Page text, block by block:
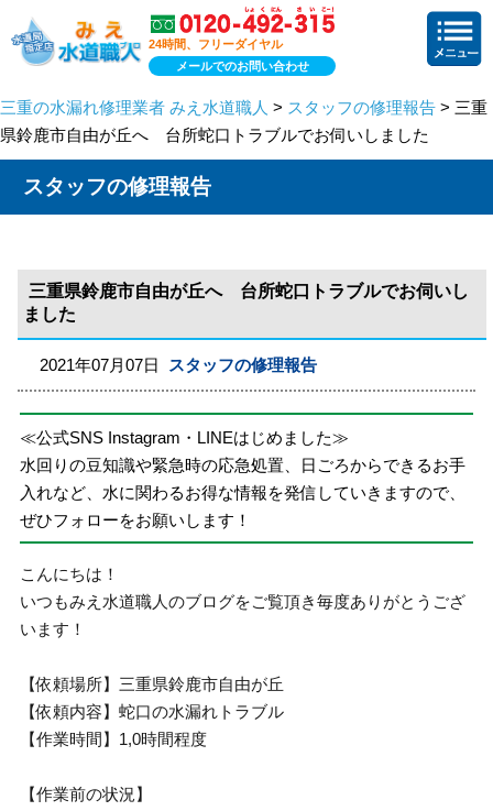
24時間、フリーダイヤル
メールでのお問い合わせ
三重の水漏れ修理業者 みえ水道職人 > スタッフの修理報告 > 三重
県鈴鹿市自由が丘へ 台所蛇口トラブルでお伺いしました
スタッフの修理報告
三重県鈴鹿市自由が丘へ 台所蛇口トラブルでお伺いし
ました
2021年07月07日 スタッフの修理報告
≪公式SNS Instagram・LINEはじめました≫
水回りの豆知識や緊急時の応急処置、日ごろからできるお手
入れなど、水に関わるお得な情報を発信していきますので、
ぜひフォローをお願いします！
こんにちは！
いつもみえ水道職人のブログをご覧頂き毎度ありがとうござ
います！
【依頼場所】三重県鈴鹿市自由が丘
【依頼内容】蛇口の水漏れトラブル
【作業時間】1,0時間程度
【作業前の状況】